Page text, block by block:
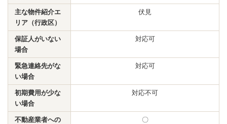
主な物件紹介エ
リア（行政区）
伏見
保証人がいない
場合
対応可
緊急連絡先がな
い場合
対応可
初期費用が少な
い場合
対応不可
不動産業者への
〇